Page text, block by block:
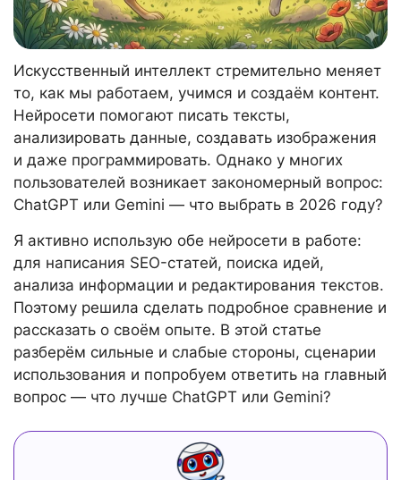
Искусственный интеллект стремительно меняет
то, как мы работаем, учимся и создаём контент.
Нейросети помогают писать тексты,
анализировать данные, создавать изображения
и даже программировать. Однако у многих
пользователей возникает закономерный вопрос:
ChatGPT или Gemini — что выбрать в 2026 году?
Я активно использую обе нейросети в работе:
для написания SEO-статей, поиска идей,
анализа информации и редактирования текстов.
Поэтому решила сделать подробное сравнение и
рассказать о своём опыте. В этой статье
разберём сильные и слабые стороны, сценарии
использования и попробуем ответить на главный
вопрос — что лучше ChatGPT или Gemini?